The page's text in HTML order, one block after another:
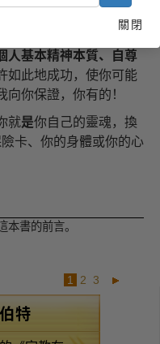
的。
人基本精神本質、自尊
如此地成功，使你可能
你保證，你有的！
就是你自己的靈魂，換
卡、你的身體或你的心
本書的前言。
1 2 3
特
關閉